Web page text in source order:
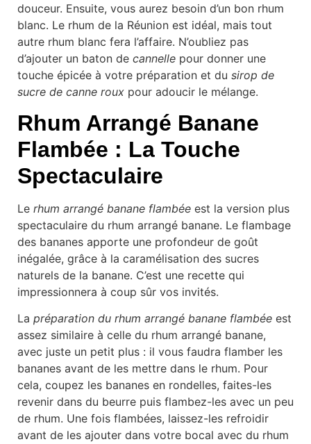
douceur. Ensuite, vous aurez besoin d’un bon rhum
blanc. Le rhum de la Réunion est idéal, mais tout
autre rhum blanc fera l’affaire. N’oubliez pas
d’ajouter un baton de cannelle pour donner une
touche épicée à votre préparation et du sirop de
sucre de canne roux pour adoucir le mélange.
Rhum Arrangé Banane
Flambée : La Touche
Spectaculaire
Le rhum arrangé banane flambée est la version plus
spectaculaire du rhum arrangé banane. Le flambage
des bananes apporte une profondeur de goût
inégalée, grâce à la caramélisation des sucres
naturels de la banane. C’est une recette qui
impressionnera à coup sûr vos invités.
La préparation du rhum arrangé banane flambée est
assez similaire à celle du rhum arrangé banane,
avec juste un petit plus : il vous faudra flamber les
bananes avant de les mettre dans le rhum. Pour
cela, coupez les bananes en rondelles, faites-les
revenir dans du beurre puis flambez-les avec un peu
de rhum. Une fois flambées, laissez-les refroidir
avant de les ajouter dans votre bocal avec du rhum